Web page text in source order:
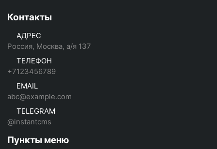
Контакты
АДРЕС
Россия, Москва, а/я 137
ТЕЛЕФОН
+7123456789
EMAIL
abc@example.com
TELEGRAM
@instantcms
Пункты меню